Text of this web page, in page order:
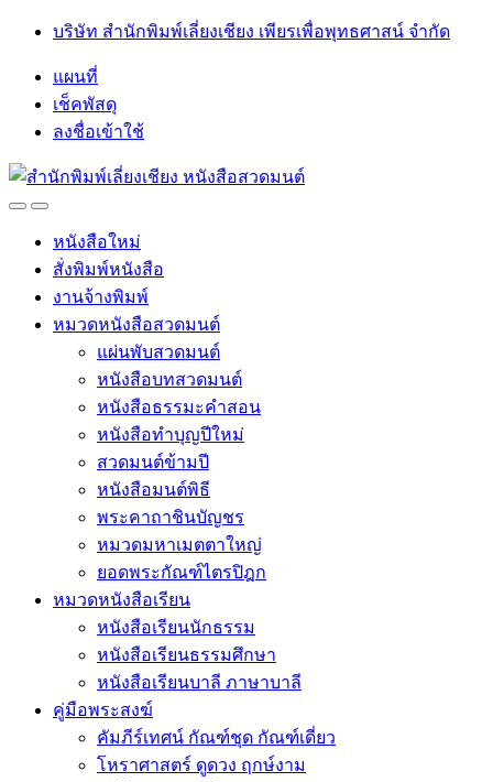
Skip
navigation
Skip
บริษัท สำนักพิมพ์เลี่ยงเชียง เพียรเพื่อพุทธศาสน์ จำกัด
แผนที่
เช็คพัสดุ
ลงชื่อเข้าใช้
OpenClose
หนังสือใหม่
สั่งพิมพ์หนังสือ
งานจ้างพิมพ์
หมวดหนังสือสวดมนต์
แผ่นพับสวดมนต์
หนังสือบทสวดมนต์
หนังสือธรรมะคำสอน
หนังสือทำบุญปีใหม่
สวดมนต์ข้ามปี
หนังสือมนต์พิธี
พระคาถาชินบัญชร
หมวดมหาเมตตาใหญ่
ยอดพระกัณฑ์ไตรปิฎก
หมวดหนังสือเรียน
หนังสือเรียนนักธรรม
หนังสือเรียนธรรมศึกษา
หนังสือเรียนบาลี ภาษาบาลี
คู่มือพระสงฆ์
คัมภีร์เทศน์ กัณฑ์ชุด กัณฑ์เดี่ยว
โหราศาสตร์ ดูดวง ฤกษ์งาม